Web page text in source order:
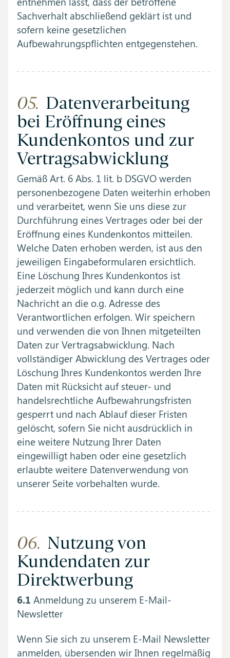
Sachverhalt abschließend geklärt ist und
sofern keine gesetzlichen
Aufbewahrungspflichten entgegenstehen.
05. Datenverarbeitung
bei Eröffnung eines
Kundenkontos und zur
Vertragsabwicklung
Gemäß Art. 6 Abs. 1 lit. b DSGVO werden
personenbezogene Daten weiterhin erhoben
und verarbeitet, wenn Sie uns diese zur
Durchführung eines Vertrages oder bei der
Eröffnung eines Kundenkontos mitteilen.
Welche Daten erhoben werden, ist aus den
jeweiligen Eingabeformularen ersichtlich.
Eine Löschung Ihres Kundenkontos ist
jederzeit möglich und kann durch eine
Nachricht an die o.g. Adresse des
Verantwortlichen erfolgen. Wir speichern
und verwenden die von Ihnen mitgeteilten
Daten zur Vertragsabwicklung. Nach
vollständiger Abwicklung des Vertrages oder
Löschung Ihres Kundenkontos werden Ihre
Daten mit Rücksicht auf steuer- und
handelsrechtliche Aufbewahrungsfristen
gesperrt und nach Ablauf dieser Fristen
gelöscht, sofern Sie nicht ausdrücklich in
eine weitere Nutzung Ihrer Daten
eingewilligt haben oder eine gesetzlich
erlaubte weitere Datenverwendung von
unserer Seite vorbehalten wurde.
06. Nutzung von
Kundendaten zur
Direktwerbung
6.1 Anmeldung zu unserem E-Mail-
Newsletter
Wenn Sie sich zu unserem E-Mail Newsletter
anmelden, übersenden wir Ihnen regelmäßig